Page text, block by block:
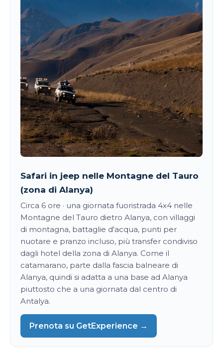
Safari in jeep nelle Montagne del Tauro
(zona di Alanya)
Circa 6 ore · una giornata fuoristrada 4x4 nelle
Montagne del Tauro dietro Alanya, con villaggi
di montagna, battaglie d'acqua, punti per
nuotare e pranzo incluso, più transfer condiviso
dagli hotel della zona di Alanya. Come il
catamarano, parte dalla fascia balneare di
Alanya, quindi si adatta a una base ad Alanya
piuttosto che a una giornata dal centro di
Antalya.
Prenota su GetExperience →